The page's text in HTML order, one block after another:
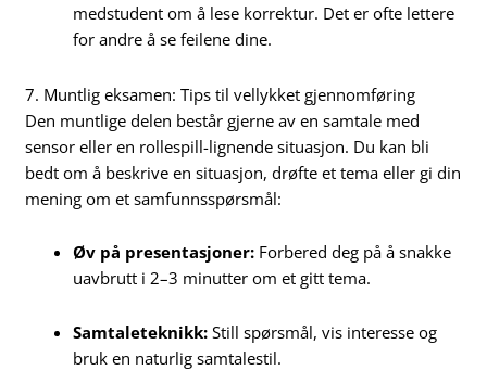
medstudent om å lese korrektur. Det er ofte lettere
for andre å se feilene dine.
7. Muntlig eksamen: Tips til vellykket gjennomføring
Den muntlige delen består gjerne av en samtale med
sensor eller en rollespill-lignende situasjon. Du kan bli
bedt om å beskrive en situasjon, drøfte et tema eller gi din
mening om et samfunnsspørsmål:
Øv på presentasjoner: Forbered deg på å snakke
uavbrutt i 2–3 minutter om et gitt tema.
Samtaleteknikk: Still spørsmål, vis interesse og
bruk en naturlig samtalestil.